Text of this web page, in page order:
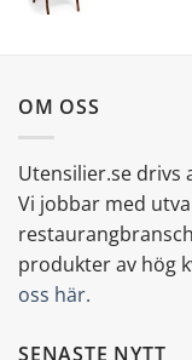
OM OSS
Utensilier.se drivs
Vi jobbar med
produkter av hög
oss här.
SENASTE NYTT